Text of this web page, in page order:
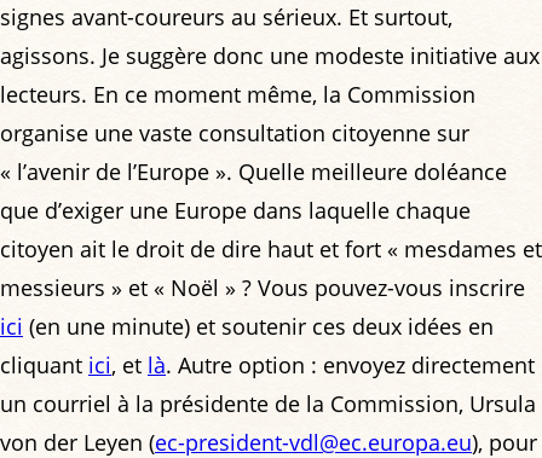
signes avant-coureurs au sérieux. Et surtout,
agissons. Je suggère donc une modeste initiative aux
lecteurs. En ce moment même, la Commission
organise une vaste consultation citoyenne sur
« l’avenir de l’Europe ». Quelle meilleure doléance
que d’exiger une Europe dans laquelle chaque
citoyen ait le droit de dire haut et fort « mesdames et
messieurs » et « Noël » ? Vous pouvez-vous inscrire
ici (en une minute) et soutenir ces deux idées en
cliquant ici, et là. Autre option : envoyez directement
un courriel à la présidente de la Commission, Ursula
von der Leyen (ec-president-vdl@ec.europa.eu), pour